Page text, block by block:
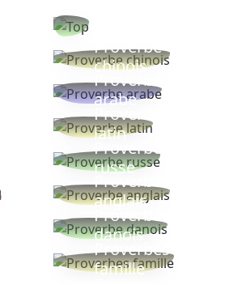
Proverbe
chinois
Proverbe
arabe
Proverbe
latin
Proverbe
russe
Proverbe
anglais
Proverbe
danois
Proverbes
famille